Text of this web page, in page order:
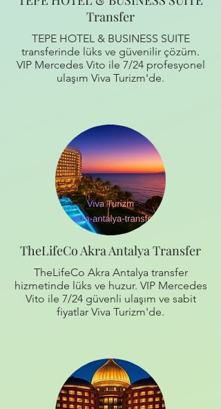
Transfer
TEPE HOTEL & BUSINESS SUITE
transferinde lüks ve güvenilir çözüm.
VIP Mercedes Vito ile 7/24 profesyonel
ulaşım Viva Turizm'de.
TheLifeCo Akra Antalya Transfer
TheLifeCo Akra Antalya transfer
hizmetinde lüks ve huzur. VIP Mercedes
Vito ile 7/24 güvenli ulaşım ve sabit
fiyatlar Viva Turizm'de.